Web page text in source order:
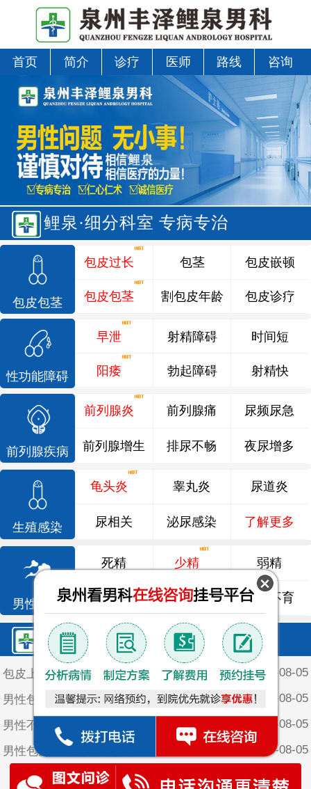
首页 简介 诊疗 医师 路线 咨询
鲤泉·细分科室 专病专治
包皮包茎
包皮过长
包皮包茎
包茎
割包皮年龄
包皮嵌顿
包皮诊疗
性功能障碍
早泄
阳痿
射精障碍
勃起障碍
时间短
射精快
前列腺疾病
前列腺炎 前列腺痛 尿频尿急
前列腺增生 排尿不畅 夜尿增多
生殖感染
龟头炎 睾丸炎 尿道炎
尿相关 泌尿感染 了解更多
男性不育
死精 少精 弱精
精液异常 精子畸形 男性不育
鲤泉·最新文章
包皮上长个红颗粒 2026-08-05
男性包皮有什么危害 2026-08-05
男性不割包皮会咋样 2026-08-05
2026-08-05
男性不割包皮的坏处 2026-08-05